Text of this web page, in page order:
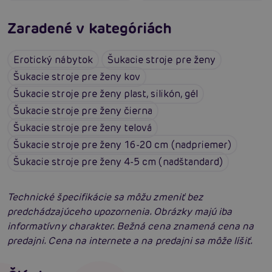
Zaradené v kategóriách
Erotický nábytok
Šukacie stroje pre ženy
Šukacie stroje pre ženy kov
Šukacie stroje pre ženy plast, silikón, gél
Šukacie stroje pre ženy čierna
Šukacie stroje pre ženy telová
Šukacie stroje pre ženy 16-20 cm (nadpriemer)
Šukacie stroje pre ženy 4-5 cm (nadštandard)
Technické špecifikácie sa môžu zmeniť bez
predchádzajúceho upozornenia. Obrázky majú iba
informatívny charakter. Bežná cena znamená cena na
predajni. Cena na internete a na predajni sa môže líšiť.
si ich mali dopriať